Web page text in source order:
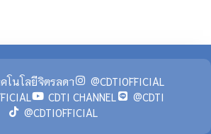
โนโลยีจิตรลดา
@CDTIOFFICIAL
CDTI CHANNEL
@CDTI
@CDTIOFFICIAL